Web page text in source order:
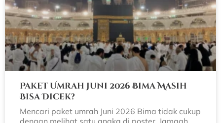
Paket Umrah Juni 2026 Bima Masih
Bisa Dicek?
Mencari paket umrah Juni 2026 Bima tidak cukup